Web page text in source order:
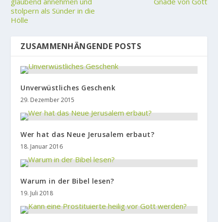
stolpern als Sünder in die
Hölle
ZUSAMMENHÄNGENDE POSTS
Unverwüstliches Geschenk
29. Dezember 2015
Wer hat das Neue Jerusalem erbaut?
18. Januar 2016
Warum in der Bibel lesen?
19. Juli 2018